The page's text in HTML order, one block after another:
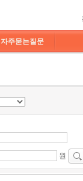
자주묻는질문
원